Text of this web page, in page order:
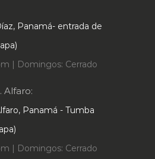
Panamá- entrada de
| Domingos: Cerrado
Alfaro:
Panamá - Tumba
| Domingos: Cerrado